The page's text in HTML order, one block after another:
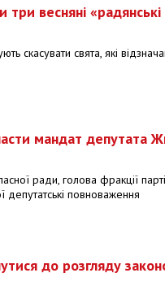
весняні «радянські
скасувати свята, які
мандат депутата
ради, голова фракції
депутатські повноваження
до розгляду